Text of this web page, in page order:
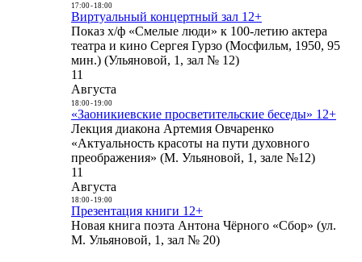
17:00- 18:00
Виртуальный концертный зал 12+
Показ х/ф «Смелые люди» к 100-летию актера
театра и кино Сергея Гурзо (Мосфильм, 1950, 95
мин.) (Ульяновой, 1, зал № 12)
11
Августа
18:00- 19:00
«Заоникиевские просветительские беседы» 12+
Лекция диакона Артемия Овчаренко
«Актуальность красоты на пути духовного
преображения» (М. Ульяновой, 1, зале №12)
11
Августа
18:00- 19:00
Презентация книги 12+
Новая книга поэта Антона Чёрного «Сбор» (ул.
М. Ульяновой, 1, зал № 20)